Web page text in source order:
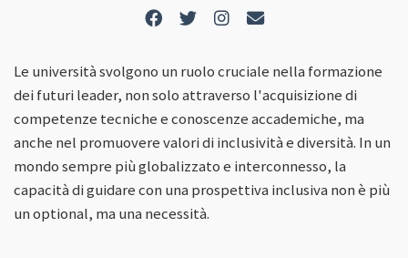
Le università svolgono un ruolo cruciale nella formazione
dei futuri leader, non solo attraverso l'acquisizione di
competenze tecniche e conoscenze accademiche, ma
anche nel promuovere valori di inclusività e diversità. In un
mondo sempre più globalizzato e interconnesso, la
capacità di guidare con una prospettiva inclusiva non è più
un optional, ma una necessità.